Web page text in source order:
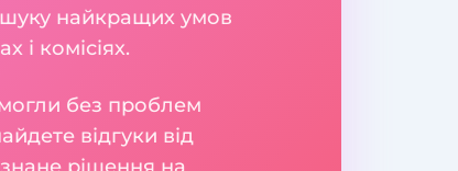
найкращих умов
і комісіях.
без проблем
відгуки від